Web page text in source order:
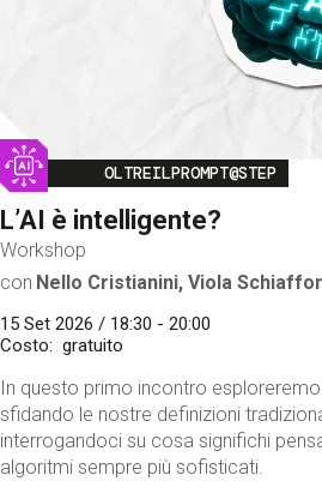
Image
OLTREILPROMPT@STEP
L’AI è intelligente?
Workshop
con Nello Cristianini, Viola
15 Set 2026 / 18:30 - 20:00
Costo
gratuito
In questo primo incontro
sfidando le nostre definizioni
interrogandoci su cosa significhi
algoritmi sempre più sofisticati.